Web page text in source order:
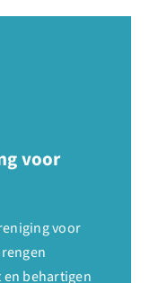
voor
voor
en behartigen